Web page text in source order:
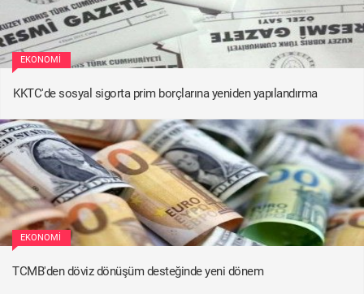
EKONOMI
KKTC'de sosyal sigorta prim borçlarına yeniden yapılandırma
EKONOMI
TCMB'den döviz dönüşüm desteğinde yeni dönem